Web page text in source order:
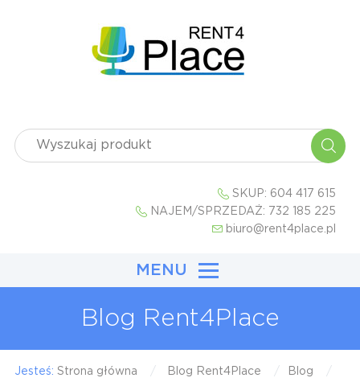
SKUP: 604 417 615
NAJEM/SPRZEDAŻ: 732 185 225
biuro@rent4place.pl
MENU
Blog Rent4Place
Jesteś: Strona główna Blog Rent4Place
Blog